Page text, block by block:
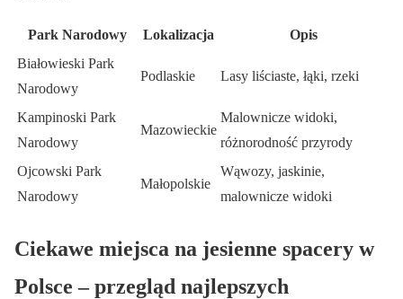
Park Narodowy Lokalizacja
Opis
Białowieski Park
Narodowy
Podlaskie Lasy liściaste, łąki, rzeki
Kampinoski Park
Narodowy
Mazowieckie
Malownicze widoki,
różnorodność przyrody
Ojcowski Park
Narodowy
Małopolskie
Wąwozy, jaskinie,
malownicze widoki
Ciekawe miejsca na jesienne spacery w
Polsce – przegląd najlepszych